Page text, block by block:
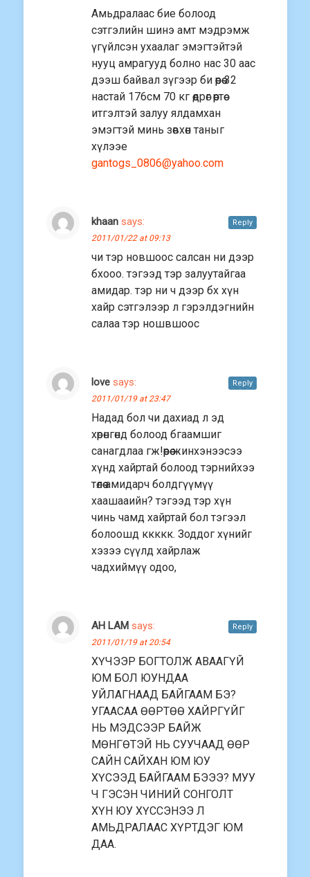
Амьдралаас бие болоод
сэтгэлийн шинэ амт мэдрэмж
үгүйлсэн ухаалаг эмэгтэйтэй
нууц амрагууд болно нас 30 аас
дээш байвал зүгээр би өөрөө 32
настай 176см 70 кг өөдрөг өөртөө
итгэлтэй залуу ялдамхан
эмэгтэй минь зөвхөн таныг
хүлээе
gantogs_0806@yahoo.com
khaan says:
2011/01/22 at 09:13
чи тэр новшоос салсан ни дээр
бхооо. тэгээд тэр залуутайгаа
амидар. тэр ни ч дээр бх хүн
хайр сэтгэлээр л гэрэлдэгнийн
салаа тэр ношвшоос
Reply
love says:
2011/01/19 at 23:47
Надад бол чи дахиад л эд
хөрөнгөнд болоод бгаамшиг
санагдлаа гж!өөрөө жинхэнээсээ
хүнд хайртай болоод тэрнийхээ
төлөө амидарч болдгүүмүү
хаашааийн? тэгээд тэр хүн
чинь чамд хайртай бол тэгээл
болоошд ккккк. Зоддог хүнийг
хэзээ сүүлд хайрлаж
чадхиймүү одоо,
Reply
AH LAM says:
2011/01/19 at 20:54
ХҮЧЭЭР БОГТОЛЖ АВААГҮЙ
ЮМ БОЛ ЮУНДАА
УЙЛАГНААД БАЙГААМ БЭ?
УГААСАА ӨӨРТӨӨ ХАЙРГҮЙГ
НЬ МЭДСЭЭР БАЙЖ
МӨНГӨТЭЙ НЬ СУУЧААД ӨӨР
САЙН САЙХАН ЮМ ЮУ
ХҮСЭЭД БАЙГААМ БЭЭЭ? МУУ
Ч ГЭСЭН ЧИНИЙ СОНГОЛТ
ХҮН ЮУ ХҮССЭНЭЭ Л
АМЬДРАЛААС ХҮРТДЭГ ЮМ
ДАА.
Reply